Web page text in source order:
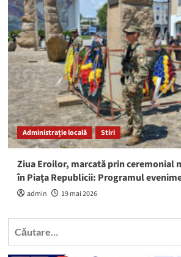
Administrație locală Stiri
Ziua Eroilor, marcată prin ceremonial
în Piața Republicii: Programul
admin 19 mai 2026
Caută